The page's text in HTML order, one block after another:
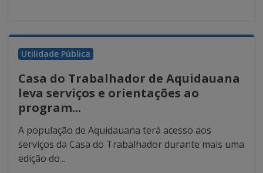
Utilidade Pública
Casa do Trabalhador de Aquidauana
leva serviços e orientações ao
program...
A população de Aquidauana terá acesso aos
serviços da Casa do Trabalhador durante mais uma
edição do...